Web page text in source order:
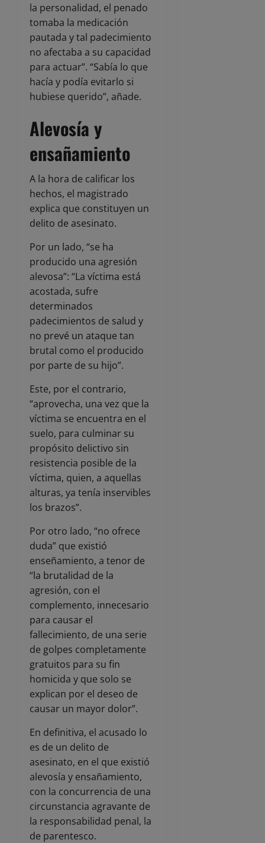
la personalidad, el penado
tomaba la medicación
pautada y tal padecimiento
no afectaba a su capacidad
para actuar”. “Sabía lo que
hacía y podía evitarlo si
hubiese querido”, añade.
Alevosía y
ensañamiento
A la hora de calificar los
hechos, el magistrado
explica que constituyen un
delito de asesinato.
Por un lado, “se ha
producido una agresión
alevosa”: “La víctima está
acostada, sufre
determinados
padecimientos de salud y
no prevé un ataque tan
brutal como el producido
por parte de su hijo”.
Este, por el contrario,
“aprovecha, una vez que la
víctima se encuentra en el
suelo, para culminar su
propósito delictivo sin
resistencia posible de la
víctima, quien, a aquellas
alturas, ya tenía inservibles
los brazos”.
Por otro lado, “no ofrece
duda” que existió
enseñamiento, a tenor de
“la brutalidad de la
agresión, con el
complemento, innecesario
para causar el
fallecimiento, de una serie
de golpes completamente
gratuitos para su fin
homicida y que solo se
explican por el deseo de
causar un mayor dolor”.
En definitiva, el acusado lo
es de un delito de
asesinato, en el que existió
alevosía y ensañamiento,
con la concurrencia de una
circunstancia agravante de
la responsabilidad penal, la
de parentesco.